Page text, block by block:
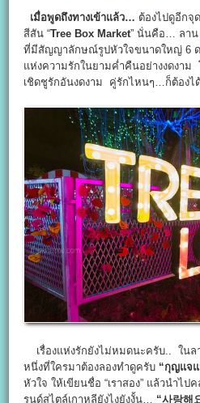
เมื่อพูดถึงทางเข้าแล้ว… ต้องไปดูอีกจุ
สีสัน “Tree Box Market” นั่นคือ… ลาน
ที่มีสัญญาลักษณ์รูปหัวใจขนาดใหญ่ 6 ด
แห่งความรักในยามค่ำคืนอย่างงดงา
เชิดชูรักอันงดงาม คู่รักไหนๆ…ก็ต้องไ
เรื่องแห่งรักยังไม่หมดนะครับ.. ในล
หนึ่งที่ใครมาต้องลองทำดูครับ “กุญแจแ
หัวใจ ให้เขียนชื่อ “เราสอง” แล้วนำไป
รนด์สไตล์เกาหลียังไงยังงั้น… “사랑해